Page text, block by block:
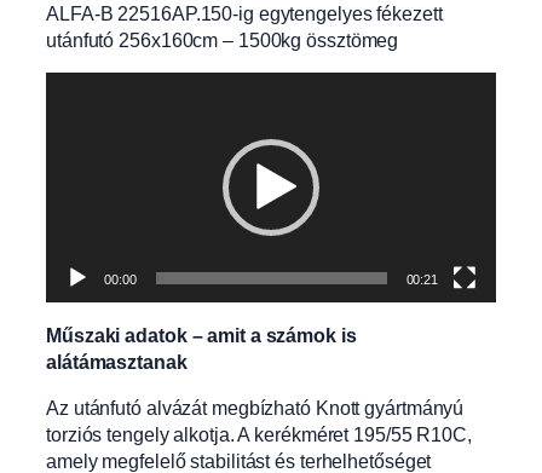
ALFA-B 22516AP.150-ig egytengelyes fékezett
utánfutó 256x160cm – 1500kg össztömeg
00:00 00:21
Műszaki adatok – amit a számok is
alátámasztanak
Az utánfutó alvázát megbízható Knott gyártmányú
torziós tengely alkotja. A kerékméret 195/55 R10C,
amely megfelelő stabilitást és terhelhetőséget